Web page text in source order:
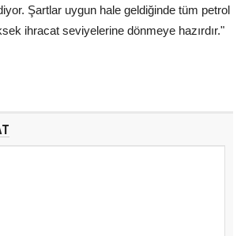
Şartlar uygun hale geldiğinde tüm petrol
ihracat seviyelerine dönmeye hazırdır."